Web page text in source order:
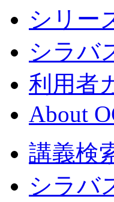
シリー
シラバ
利用者
About
講義検
シラバ